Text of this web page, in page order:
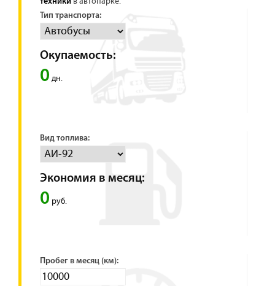
Тип транспорта:
Окупаемость:
0 дн.
Вид топлива:
Экономия в месяц:
0 руб.
Пробег в месяц (км):